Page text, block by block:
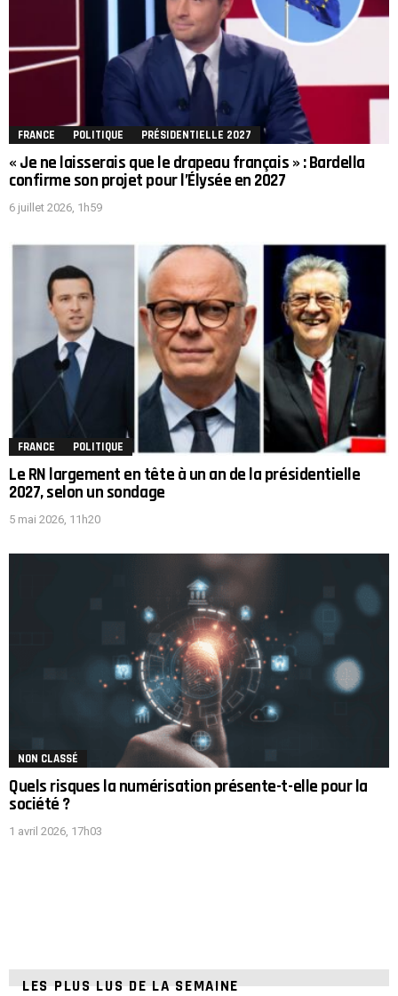
FRANCE POLITIQUE PRÉSIDENTIELLE 2027
« Je ne laisserais que le drapeau français » : Bardella
confirme son projet pour l’Élysée en 2027
6 juillet 2026, 1h59
FRANCE POLITIQUE
Le RN largement en tête à un an de la présidentielle
2027, selon un sondage
5 mai 2026, 11h20
NON CLASSÉ
Quels risques la numérisation présente-t-elle pour la
société ?
1 avril 2026, 17h03
LES PLUS LUS DE LA SEMAINE